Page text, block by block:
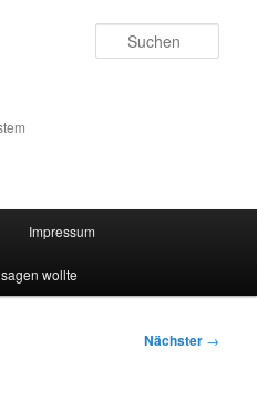
Impressum
wollte
Nächster →